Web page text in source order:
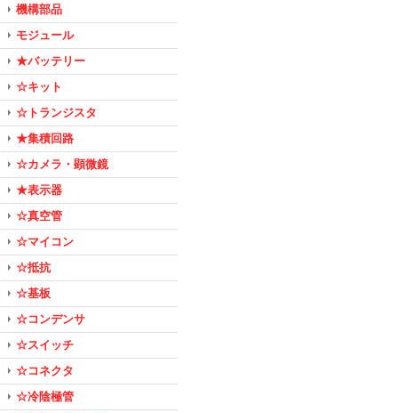
機構部品
モジュール
★バッテリー
☆キット
☆トランジスタ
★集積回路
☆カメラ・顕微鏡
★表示器
☆真空管
☆マイコン
☆抵抗
☆基板
☆コンデンサ
☆スイッチ
☆コネクタ
☆冷陰極管